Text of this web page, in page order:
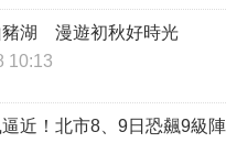
豬湖 漫遊初秋好時光
10:13
近！北市8、9日恐飆9級